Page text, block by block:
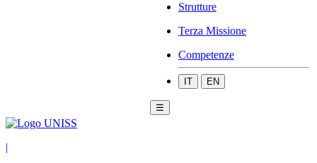
Strutture
Terza Missione
Competenze
IT EN
☰
|